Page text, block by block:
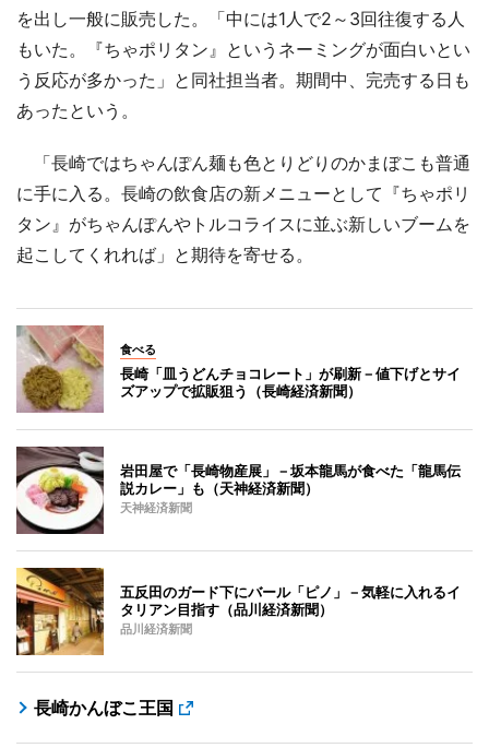
を出し一般に販売した。「中には1人で2～3回往復する人
もいた。『ちゃポリタン』というネーミングが面白いとい
う反応が多かった」と同社担当者。期間中、完売する日も
あったという。
「長崎ではちゃんぽん麺も色とりどりのかまぼこも普通
に手に入る。長崎の飲食店の新メニューとして『ちゃポリ
タン』がちゃんぽんやトルコライスに並ぶ新しいブームを
起こしてくれれば」と期待を寄せる。
食べる
長崎「皿うどんチョコレート」が刷新－値下げとサイ
ズアップで拡販狙う（長崎経済新聞）
岩田屋で「長崎物産展」－坂本龍馬が食べた「龍馬伝
説カレー」も（天神経済新聞）
天神経済新聞
五反田のガード下にバール「ピノ」－気軽に入れるイ
タリアン目指す（品川経済新聞）
品川経済新聞
長崎かんぼこ王国